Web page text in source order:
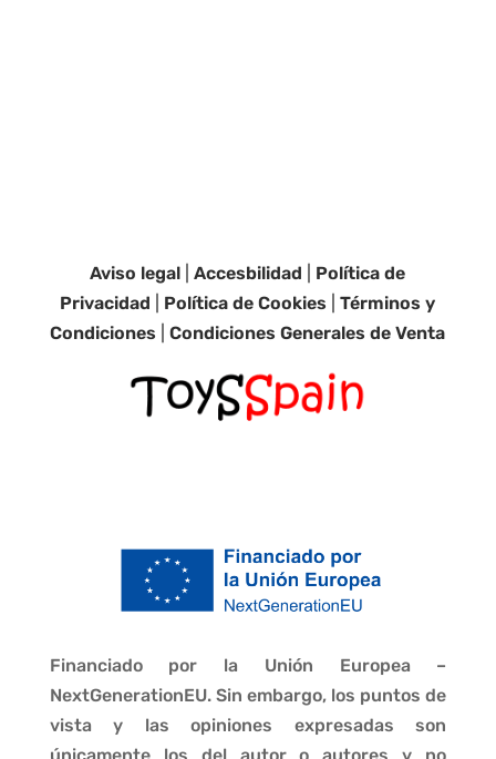
Aviso legal |Accesbilidad
Política de
Privacidad
Política de Cookies |Términos y
Condiciones |Condiciones Generales de Venta
Financiado por la Unión Europea –
NextGenerationEU. Sin embargo, los puntos de
vista y las opiniones expresadas son
únicamente los del autor o autores y no